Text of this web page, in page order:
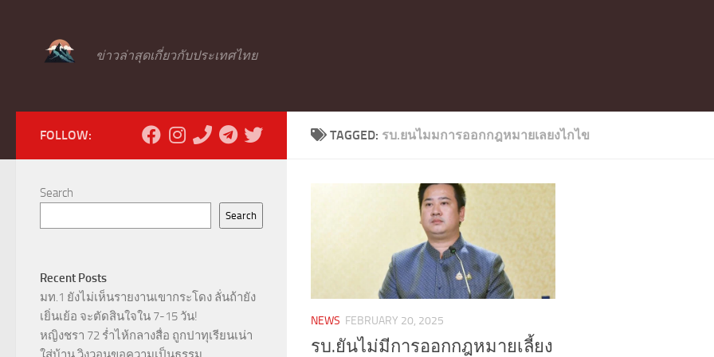
ข่าวล่าสุดเกี่ยวกับประเทศไทย
TAGGED: รบ.ยนไมมการออกกฎหมายเลยงไกไข
NEWS FEBRUARY 20, 2025
รบ.ยันไม่มีการออกกฎหมายเลี้ยง
FOLLOW:
Search
Search
Recent Posts
มท.1 ยังไม่เห็นรายงานเขากระโดง ลั่นถ้ายัง
เยิ่นเย้อ จะตัดสินใจใน 7-15 วัน!
หญิงชรา 72 ร่ำไห้กลางสื่อ ถูกปาทุเรียนเน่า